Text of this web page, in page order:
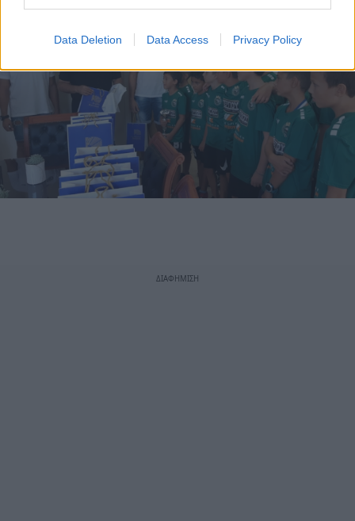
Data Deletion Data Access Privacy Policy